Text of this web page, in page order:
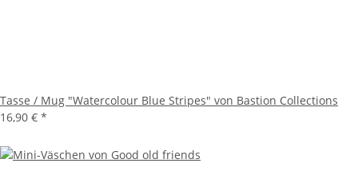
Tasse / Mug "Watercolour Blue Stripes" von Bastion Collections
16,90 € *